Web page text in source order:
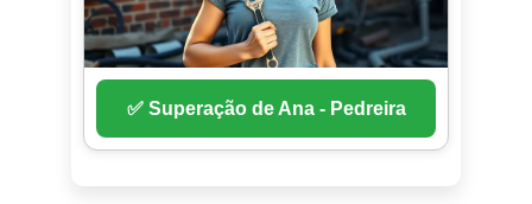
✅ Superação de Ana - Pedreira